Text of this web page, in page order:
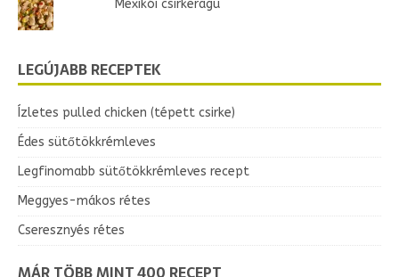
Mexikói csirkeragu
LEGÚJABB RECEPTEK
Ízletes pulled chicken (tépett csirke)
Édes sütőtökkrémleves
Legfinomabb sütőtökkrémleves recept
Meggyes-mákos rétes
Cseresznyés rétes
MÁR TÖBB MINT 400 RECEPT